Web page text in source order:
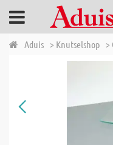
Aduis > Knutselshop >